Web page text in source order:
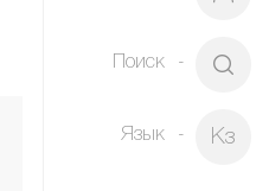
Поиск
Язык Кз